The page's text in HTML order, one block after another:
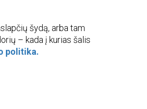
šydą, arba tam
– kada į kurias šalis
politika.